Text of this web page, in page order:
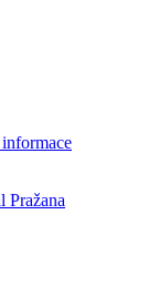
Pražana